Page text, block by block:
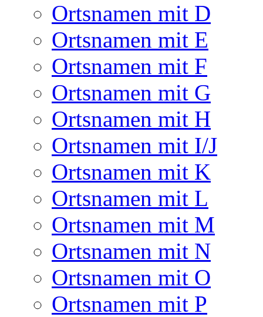
Ortsnamen mit D
Ortsnamen mit E
Ortsnamen mit F
Ortsnamen mit G
Ortsnamen mit H
Ortsnamen mit I/J
Ortsnamen mit K
Ortsnamen mit L
Ortsnamen mit M
Ortsnamen mit N
Ortsnamen mit O
Ortsnamen mit P